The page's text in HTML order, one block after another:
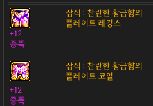
잠식 : 찬란한 황금향의
플레이트 레깅스
+12
증폭
잠식 : 찬란한 황금향의
플레이트 코일
+12
증폭